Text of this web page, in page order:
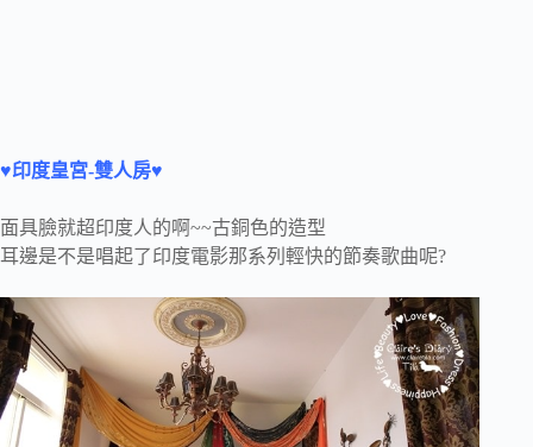
♥印度皇宮-雙人房♥
面具臉就超印度人的啊~~古銅色的造型
耳邊是不是唱起了印度電影那系列輕快的節奏歌曲呢?